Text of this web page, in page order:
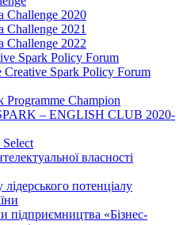
Challenge 2020
Challenge 2021
Challenge 2022
Spark Policy Forum
Creative Spark Policy Forum
Programme Champion
– ENGLISH CLUB 2020-
власності
потенціалу
підприємництва «Бізнес-